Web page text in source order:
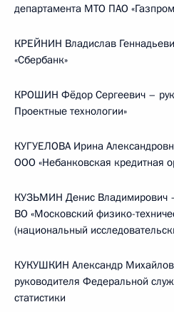
департамента МТО ПАО
КРЕЙНИН Владислав
«Сбербанк»
КРОШИН Фёдор Сергеевич –
Проектные технологии»
КУГУЕЛОВА Ирина
ООО «Небанковская кредитная
КУЗЬМИН Денис
ВО «Московский физико-
(национальный
КУКУШКИН Александр
руководителя Федеральной
статистики